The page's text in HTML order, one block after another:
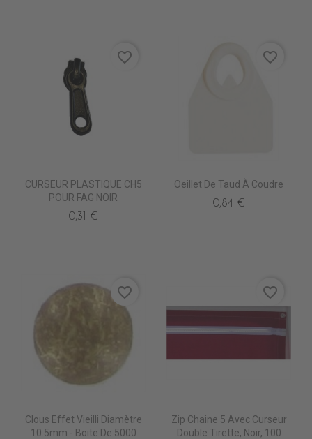
CURSEUR PLASTIQUE CH5
POUR FAG NOIR
0,31 €
favorite_border
Oeillet De Taud À Coudre
0,84 €
favorite_border
Clous Effet Vieilli Diamètre
10.5mm - Boite De 5000
favorite_border
Zip Chaine 5 Avec Curseur
Double Tirette, Noir, 100
favorite_border